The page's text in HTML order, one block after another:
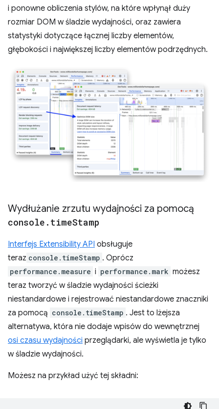
i ponowne obliczenia stylów, na które wpłynął duży
rozmiar DOM w śladzie wydajności, oraz zawiera
statystyki dotyczące łącznej liczby elementów,
głębokości i największej liczby elementów podrzędnych.
Wydłużanie zrzutu wydajności za pomocą
console . timeStamp
Interfejs Extensibility API obsługuje
teraz console.timeStamp . Oprócz
performance.measure i performance.mark możesz
teraz tworzyć w śladzie wydajności ścieżki
niestandardowe i rejestrować niestandardowe znaczniki
za pomocą console.timeStamp . Jest to lżejsza
alternatywa, która nie dodaje wpisów do wewnętrznej
osi czasu wydajności przeglądarki, ale wyświetla je tylko
w śladzie wydajności.
Możesz na przykład użyć tej składni: